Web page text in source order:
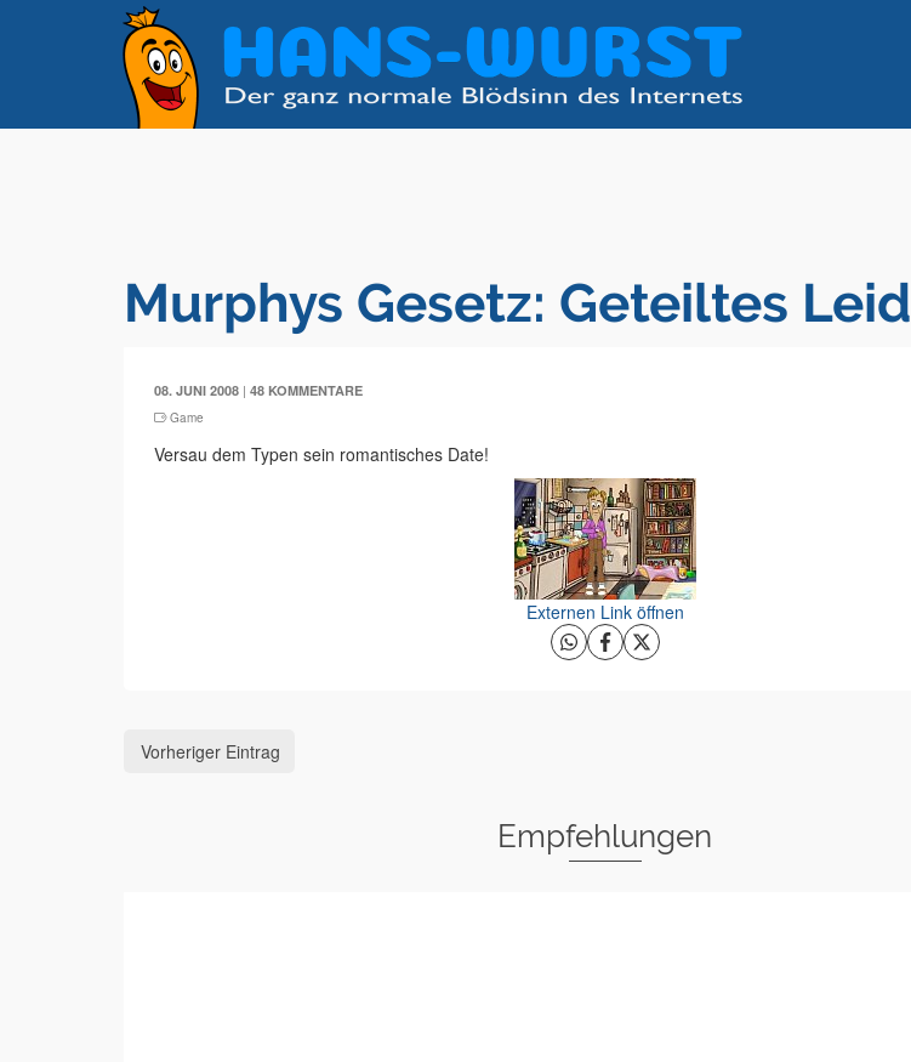
Murphys Gesetz: Geteiltes Leid
08. JUNI 2008 | 48 KOMMENTARE
Game
Versau dem Typen sein romantisches Date!
Externen Link öffnen
Vorheriger Eintrag
Empfehlungen